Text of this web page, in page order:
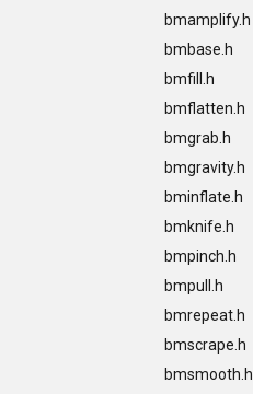
bmamplify.h
bmbase.h
bmfill.h
bmflatten.h
bmgrab.h
bmgravity.h
bminflate.h
bmknife.h
bmpinch.h
bmpull.h
bmrepeat.h
bmscrape.h
bmsmooth.h